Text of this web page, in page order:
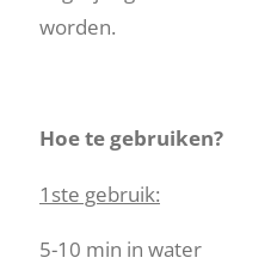
worden.
Hoe te gebruiken?
1ste gebruik:
5-10 min in water